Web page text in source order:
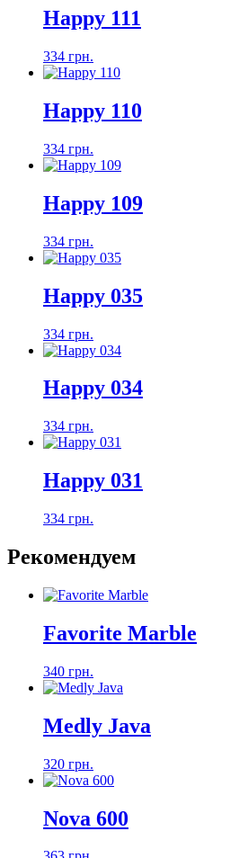
Happy 111
334 грн.
Happy 110
334 грн.
Happy 109
334 грн.
Happy 035
334 грн.
Happy 034
334 грн.
Happy 031
334 грн.
Рекомендуем
Favorite Marble
340 грн.
Medly Java
320 грн.
Nova 600